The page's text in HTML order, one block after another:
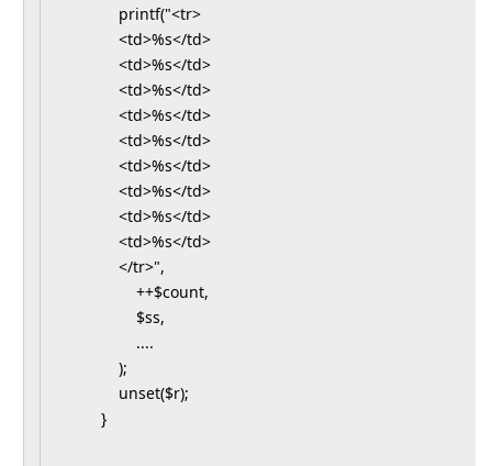
printf("<tr>
<td>%s</td>
<td>%s</td>
<td>%s</td>
<td>%s</td>
<td>%s</td>
<td>%s</td>
<td>%s</td>
<td>%s</td>
<td>%s</td>
</tr>",
++$count,
$ss,
....
);
unset($r);
}